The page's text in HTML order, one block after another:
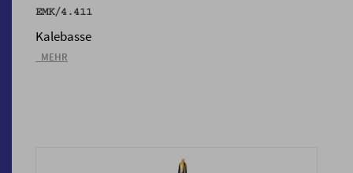
EMK/4.411
Kalebasse
_MEHR